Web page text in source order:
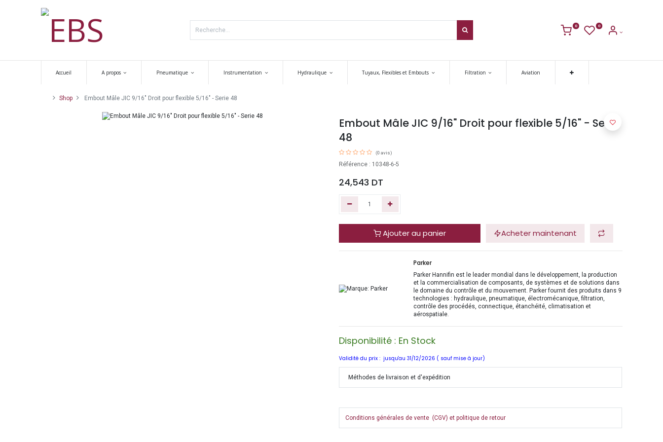
0 0
Accueil A propos Pneumatique Instrumentation Hydraulique Tuyaux, Flexibles et Embouts Filtration Aviation
Shop Embout Mâle JIC 9/16" Droit pour flexible 5/16" - Serie 48
Embout Mâle JIC 9/16" Droit pour flexible 5/16" - Serie
48
(0 avis)
Référence : 10348-6-5
24,543 DT
Ajouter au panier Acheter maintenant
Parker
Parker Hannifin est le leader mondial dans le développement, la production
et la commercialisation de composants, de systèmes et de solutions dans
le domaine du contrôle et du mouvement. Parker fournit des produits dans 9
technologies : hydraulique, pneumatique, électromécanique, filtration,
contrôle des procédés, connectique, étanchéité, climatisation et
aérospatiale.
Disponibilité : En Stock
Validité du prix : jusqu'au 31/12/2026 ( sauf mise à jour)
Méthodes de livraison et d'expédition
Conditions générales de vente (CGV) et politique de retour